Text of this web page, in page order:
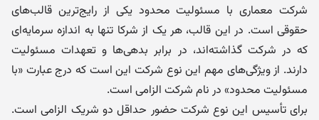
شرکت معماری با مسئولیت محدود یکی از رایج‌ترین قالب‌های
حقوقی است. در این قالب، هر یک از شرکا تنها به اندازه سرمایه‌ای
که در شرکت گذاشته‌اند، در برابر بدهی‌ها و تعهدات مسئولیت
دارند. از ویژگی‌های مهم این نوع شرکت این است که درج عبارت «با
مسئولیت محدود» در نام شرکت الزامی است.
برای تأسیس این نوع شرکت حضور حداقل دو شریک الزامی است.